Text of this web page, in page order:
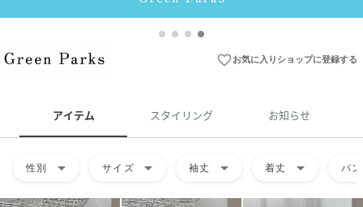
favorite_borderお気に入りショップに登録する
アイテム スタイリング お知らせ
性別 arrow_drop_down サイズ arrow_drop_down 袖丈 arrow_drop_down 着丈 arrow_drop_down パ